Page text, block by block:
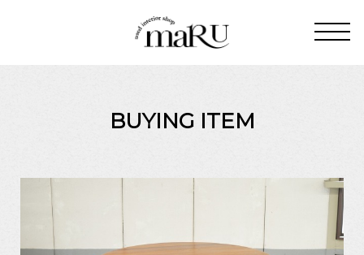
BUYING ITEM